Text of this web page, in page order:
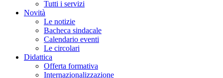
Tutti i servizi
Novità
Le notizie
Bacheca sindacale
Calendario eventi
Le circolari
Didattica
Offerta formativa
Internazionalizzazione